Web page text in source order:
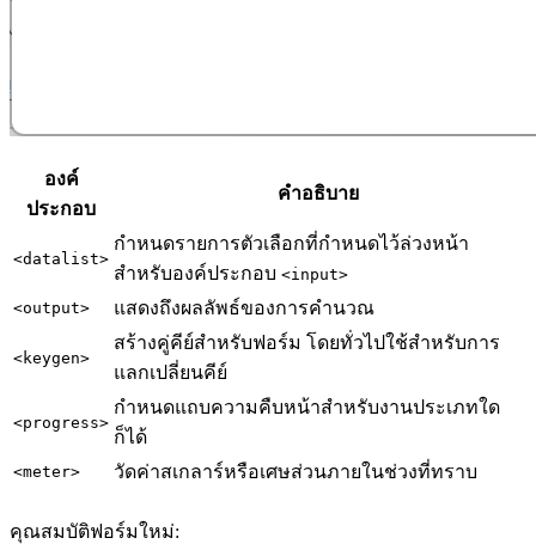
องค์
ประกอบ
คำอธิบาย
<datalist>
กำหนดรายการตัวเลือกที่กำหนดไว้ล่วงหน้า
สำหรับองค์ประกอบ <input>
<output>
แสดงถึงผลลัพธ์ของการคำนวณ
<keygen>
สร้างคู่คีย์สำหรับฟอร์ม โดยทั่วไปใช้สำหรับการ
แลกเปลี่ยนคีย์
<progress>
กำหนดแถบความคืบหน้าสำหรับงานประเภทใด
ก็ได้
<meter> วัดค่าสเกลาร์หรือเศษส่วนภายในช่วงที่ทราบ
คุณสมบัติฟอร์มใหม่: